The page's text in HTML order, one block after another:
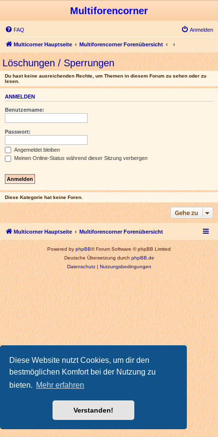
Diese Website nutzt Cookies, um dir den
bestmöglichen Komfort bei der Nutzung zu
bieten. Mehr erfahren
Verstanden!
Multiforencorner
FAQ Anmelden
Multicorner Hauptseite Multiforencorner Forenübersicht
Löschungen / Sperrungen
Du hast keine ausreichenden Rechte, um Themen in diesem Forum zu sehen oder zu
lesen.
ANMELDEN
Benutzername:
Passwort:
Angemeldet bleiben
Meinen Online-Status während dieser Sitzung verbergen
Diese Kategorie hat keine Foren.
Gehe zu
Multicorner Hauptseite Multiforencorner Forenübersicht
Powered byphpBB® Forum Software © phpBB Limited
Deutsche Übersetzung durchphpBB.de
Datenschutz|Nutzungsbedingungen